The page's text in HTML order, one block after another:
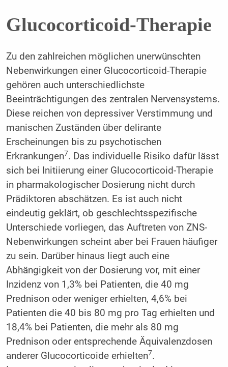
Glucocorticoid-Therapie
Zu den zahlreichen möglichen unerwünschten
Nebenwirkungen einer Glucocorticoid-Therapie
gehören auch unterschiedlichste
Beeinträchtigungen des zentralen Nervensystems.
Diese reichen von depressiver Verstimmung und
manischen Zuständen über delirante
Erscheinungen bis zu psychotischen
Erkrankungen7. Das individuelle Risiko dafür lässt
sich bei Initiierung einer Glucocorticoid-Therapie
in pharmakologischer Dosierung nicht durch
Prädiktoren abschätzen. Es ist auch nicht
eindeutig geklärt, ob geschlechtsspezifische
Unterschiede vorliegen, das Auftreten von ZNS-
Nebenwirkungen scheint aber bei Frauen häufiger
zu sein. Darüber hinaus liegt auch eine
Abhängigkeit von der Dosierung vor, mit einer
Inzidenz von 1,3% bei Patienten, die 40 mg
Prednison oder weniger erhielten, 4,6% bei
Patienten die 40 bis 80 mg pro Tag erhielten und
18,4% bei Patienten, die mehr als 80 mg
Prednison oder entsprechende Äquivalenzdosen
anderer Glucocorticoide erhielten7.